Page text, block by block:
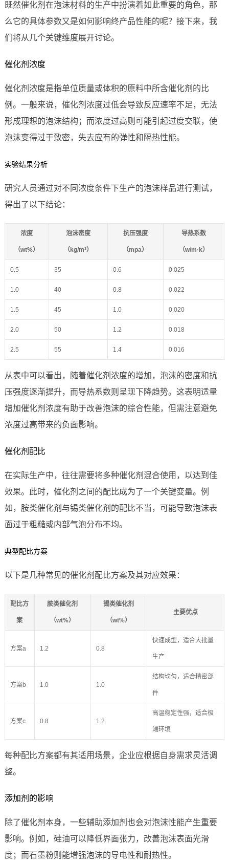
既然催化剂在泡沫材料的生产中扮演着如此重要的角色，那
么它的具体参数又是如何影响终产品性能的呢？接下来，我
们将从几个关键维度展开讨论。
催化剂浓度
催化剂浓度是指单位质量或体积的原料中所含催化剂的比
例。一般来说，催化剂浓度过低会导致反应速率不足，无法
形成理想的泡沫结构；而浓度过高则可能引起过度交联，使
泡沫变得过于致密，失去应有的弹性和隔热性能。
实验结果分析
研究人员通过对不同浓度条件下生产的泡沫样品进行测试，
得出了以下结论：
浓度
（wt%）
泡沫密度
（kg/m³）
抗压强度
（mpa）
导热系数
（w/m·k）
0.5 35 0.6 0.025
1.0 40 0.8 0.022
1.5 45 1.0 0.020
2.0 50 1.2 0.018
2.5 55 1.4 0.016
从表中可以看出，随着催化剂浓度的增加，泡沫的密度和抗
压强度逐渐提升，而导热系数则呈现下降趋势。这表明适量
增加催化剂浓度有助于改善泡沫的综合性能，但需注意避免
浓度过高带来的负面影响。
催化剂配比
在实际生产中，往往需要将多种催化剂混合使用，以达到佳
效果。此时，催化剂之间的配比成为了一个关键变量。例
如，胺类催化剂与锡类催化剂的配比不当，可能导致泡沫表
面过于粗糙或内部气泡分布不均。
典型配比方案
以下是几种常见的催化剂配比方案及其对应效果：
配比方
案
胺类催化剂
（wt%）
锡类催化剂
（wt%）
主要优点
方案a 1.2 0.8
快速成型，适合大批量
生产
方案b 1.0 1.0
结构均匀，适合精密部
件
方案c 0.8 1.2
高温稳定性强，适合极
端环境
每种配比方案都有其适用场景，企业应根据自身需求灵活调
整。
添加剂的影响
除了催化剂本身，一些辅助添加剂也会对泡沫性能产生重要
影响。例如，硅油可以降低界面张力，改善泡沫表面光滑
度；而石墨粉则能增强泡沫的导电性和耐热性。